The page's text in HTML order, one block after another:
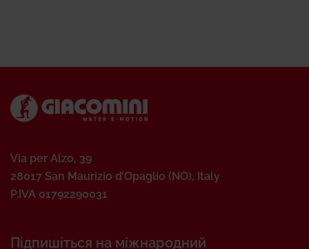
Via per Alzo, 39
28017 San Maurizio d’Opaglio (NO), Italy
P.IVA 01792290031
Підпишіться на міжнародний